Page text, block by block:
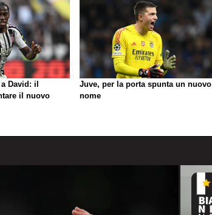
David: il
il nuovo
Juve, per la porta spunta un nuovo
nome